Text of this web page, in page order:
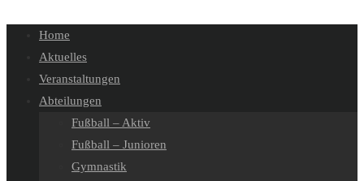
UMSCHALTEN
Home
Aktuelles
Veranstaltungen
Abteilungen
Fußball – Aktiv
Fußball – Junioren
Gymnastik